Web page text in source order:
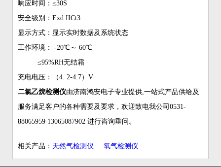
响应时间：≤30S
安全级别：Exd IICt3
显示方式：显示实时数据及系统状态
工作环境： -20℃～ 60℃
≤95%RH无结霜
充电电压：（4. 2-4.7）V
二氯乙烷检测仪由济南鸿安电子专业提供,一站式产品供给及
服务满足客户的各种需要及要求，欢迎致电我公司0531-
88065959 13065087902 进行咨询垂问。
相关产品： 天然气检测仪 氧气检测仪